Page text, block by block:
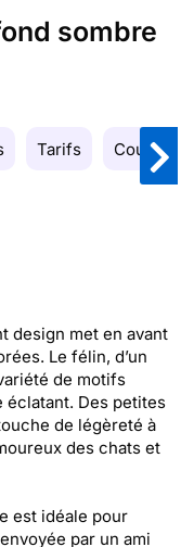
sombre
Tarifs Couleurs
design met en avant
Le félin, d’un
de motifs
éclatant. Des petites
de légèreté à
des chats et
est idéale pour
par un ami